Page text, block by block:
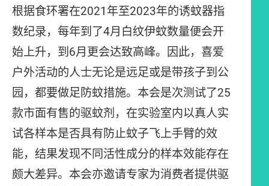
根据食环署在2021年至2023年的诱蚊器指
数纪录，每年到了4月白纹伊蚊数量便会开
始上升，到6月更会达致高峰。因此，喜爱
户外活动的人士无论是远足或是带孩子到公
园，都要做足防蚊措施。本会是次测试了25
款市面有售的驱蚊剂，在实验室内以真人实
试各样本是否具有防止蚊子飞上手臂的效
能，结果发现不同活性成分的样本效能存在
颇大差异。本会亦邀请专家为消费者提供驱